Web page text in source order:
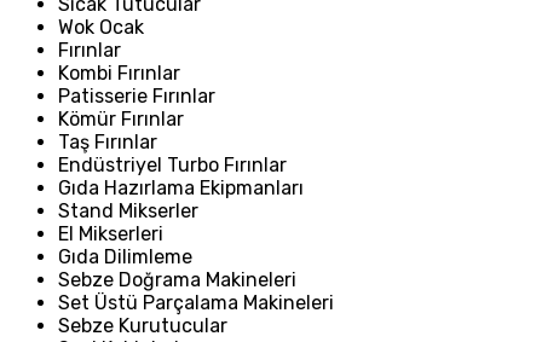
Wok Ocak
Fırınlar
Kombi Fırınlar
Patisserie Fırınlar
Kömür Fırınlar
Taş Fırınlar
Endüstriyel Turbo Fırınlar
Gıda Hazırlama Ekipmanları
Stand Mikserler
El Mikserleri
Gıda Dilimleme
Sebze Doğrama Makineleri
Set Üstü Parçalama Makineleri
Sebze Kurutucular